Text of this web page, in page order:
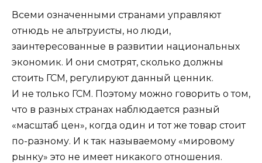
Всеми означенными странами управляют
отнюдь не альтруисты, но люди,
заинтересованные в развитии национальных
экономик. И они смотрят, сколько должны
стоить ГСМ, регулируют данный ценник.
И не только ГСМ. Поэтому можно говорить о том,
что в разных странах наблюдается разный
«масштаб цен», когда один и тот же товар стоит
по-разному. И к так называемому «мировому
рынку» это не имеет никакого отношения.